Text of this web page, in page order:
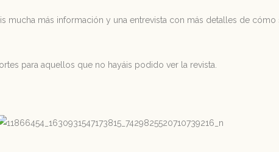
mucha más información y una entrevista con más detalles de
para aquellos que no hayáis podido ver la revista.